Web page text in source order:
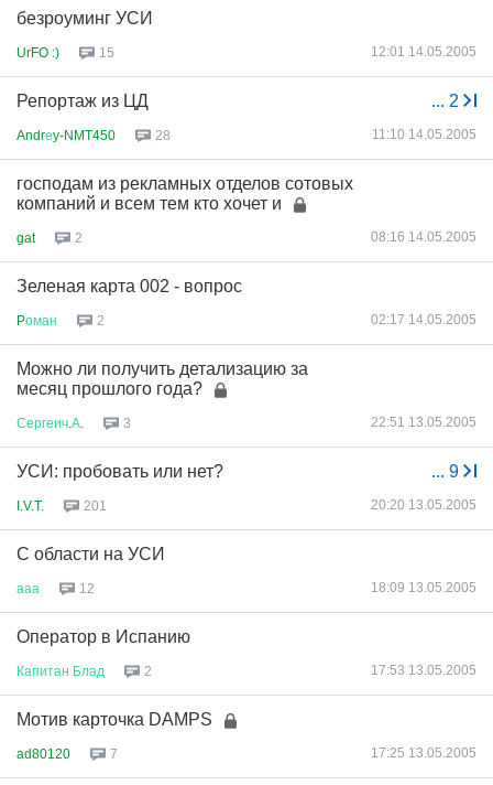
безроуминг УСИ
UrFO :) 15 12:01 14.05.2005
... 2
Репортаж из ЦД
Andrеy-NMT450 28 11:10 14.05.2005
господам из рекламных отделов сотовых
компаний и всем тем кто хочет и
gat 2 08:16 14.05.2005
Зеленая карта 002 - вопрос
Pоман 2 02:17 14.05.2005
Можно ли получить детализацию за
месяц прошлого года?
Сергеич А 3 22:51 13.05.2005
... 9
УСИ: пробовать или нет?
I.V.T. 201 20:20 13.05.2005
С области на УСИ
ааа 12 18:09 13.05.2005
Оператор в Испанию
Капитан Блад 2 17:53 13.05.2005
Мотив карточка DAMPS
ad80120 7 17:25 13.05.2005